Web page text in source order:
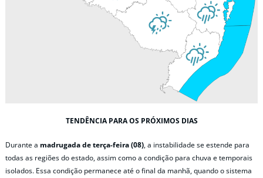
TENDÊNCIA PARA OS PRÓXIMOS DIAS
Durante a madrugada de terça-feira (08), a instabilidade se estende para
todas as regiões do estado, assim como a condição para chuva e temporais
isolados. Essa condição permanece até o final da manhã, quando o sistema